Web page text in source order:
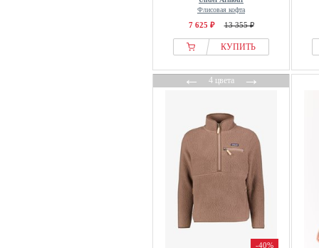
Флисовая кофта
7 625 ₽ 13 355 ₽
КУПИТЬ
←4 цвета→
-40%